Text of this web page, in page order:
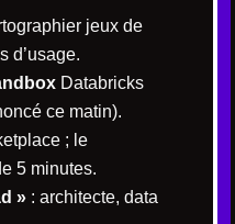
jeux de
d’usage.
Databricks
ce matin).
; le
5 minutes.
» : architecte, data